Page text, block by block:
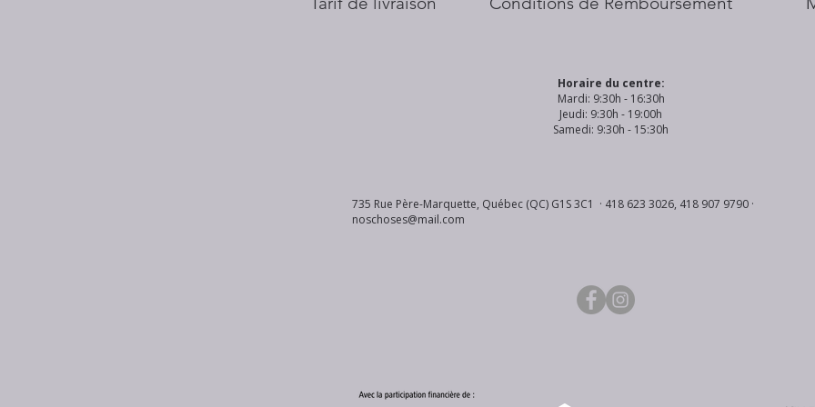
Horaire du centre:
Mardi: 9:30h - 16:30h
Jeudi: 9:30h - 19:00h
Samedi: 9:30h - 15:30h
735 Rue Père-Marquette, Québec (QC) G1S 3C1 · 418 623 3026, 418 907 9790 ·
noschoses@mail.com